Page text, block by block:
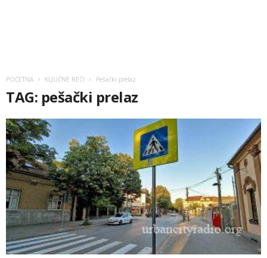
POČETNA KLJUČNE REČI Pešački prelaz
TAG: pešački prelaz